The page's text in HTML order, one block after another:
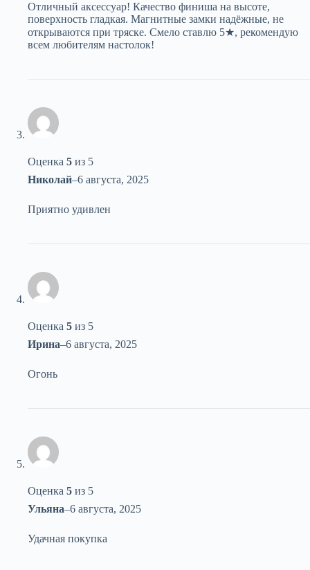
Отличный аксессуар! Качество финиша на высоте,
поверхность гладкая. Магнитные замки надёжные, не
открываются при тряске. Смело ставлю 5★, рекомендую
всем любителям настолок!
Оценка 5 из 5
Николай–6 августа, 2025
Приятно удивлен
Оценка 5 из 5
Ирина–6 августа, 2025
Огонь
Оценка 5 из 5
Ульяна–6 августа, 2025
Удачная покупка